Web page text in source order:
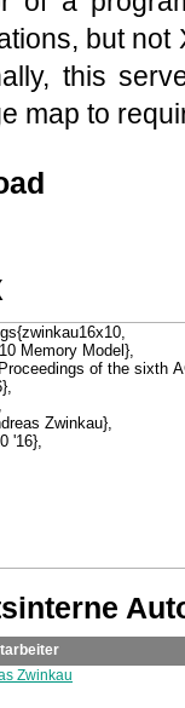
but not
this
map to
Zwinkau